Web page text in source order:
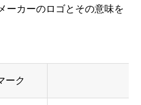
ーカーのロゴとその意味を
ーク